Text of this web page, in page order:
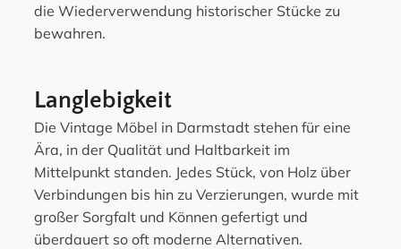
die Wiederverwendung historischer Stücke zu
bewahren.
Langlebigkeit
Die Vintage Möbel in Darmstadt stehen für eine
Ära, in der Qualität und Haltbarkeit im
Mittelpunkt standen. Jedes Stück, von Holz über
Verbindungen bis hin zu Verzierungen, wurde mit
großer Sorgfalt und Können gefertigt und
überdauert so oft moderne Alternativen.